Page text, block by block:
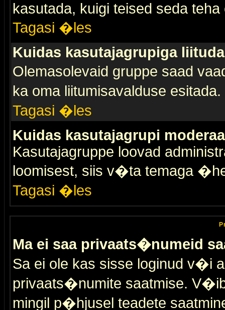
kasutada, kuigi teised seda teha
Tagasi �les
Kuidas kasutajagrupiga
Olemasolevaid gruppe saad
ka oma liitumisavalduse
Tagasi �les
Kuidas kasutajagrupi
Kasutajagruppe loovad
loomisest, siis v�ta temaga
Tagasi �les
Ma ei saa privaats�numeid
Sa ei ole kas sisse loginud v�i
privaats�numite saatmise.
mingil p�hjusel teadete